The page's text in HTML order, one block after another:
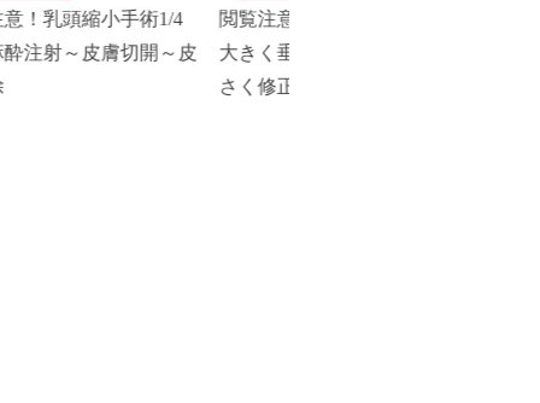
乳頭縮小手術1/4
射～皮膚切開～皮
閲覧注意！乳頭縮小手術2/4
大きく垂れ下がった乳首を小
さく修正